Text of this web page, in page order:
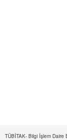
TÜBİTAK- Bilgi İşlem Daire